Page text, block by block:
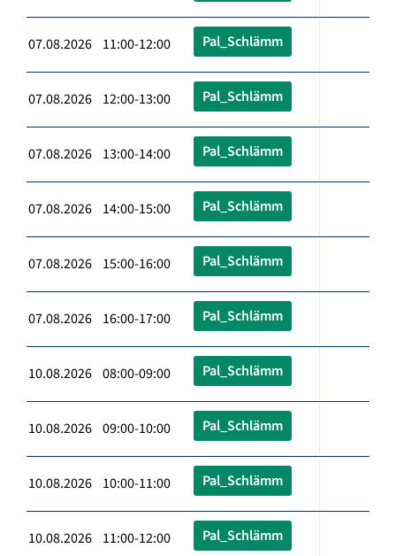
07.08.2026 11:00-12:00 Pal_Schlämm
07.08.2026 12:00-13:00 Pal_Schlämm
07.08.2026 13:00-14:00 Pal_Schlämm
07.08.2026 14:00-15:00 Pal_Schlämm
07.08.2026 15:00-16:00 Pal_Schlämm
07.08.2026 16:00-17:00 Pal_Schlämm
10.08.2026 08:00-09:00 Pal_Schlämm
10.08.2026 09:00-10:00 Pal_Schlämm
10.08.2026 10:00-11:00 Pal_Schlämm
10.08.2026 11:00-12:00 Pal_Schlämm